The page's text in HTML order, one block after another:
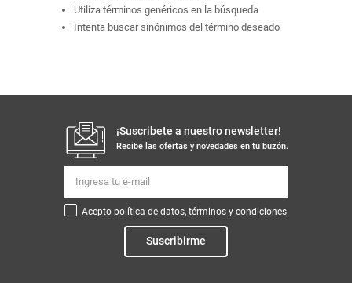
Utiliza términos genéricos en la búsqueda
Intenta buscar sinónimos del término deseado
¡Suscribete a nuestro newsletter!
Recibe las ofertas y novedades en tu buzón.
Acepto política de datos, términos y condiciones
Suscribirme